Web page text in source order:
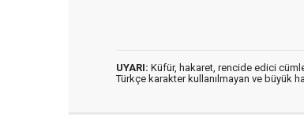
UYARI: Küfür, hakaret, rencide edici
Türkçe karakter kullanılmayan ve büyük